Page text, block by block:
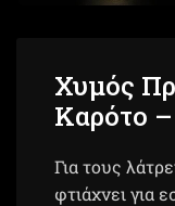
Χυμός
Καρότο
Για τους
φτιάχνει για